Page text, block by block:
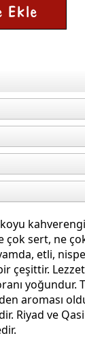
çok sert, ne
etli,
çeşittir.
yoğundur.
aroması
Riyad ve